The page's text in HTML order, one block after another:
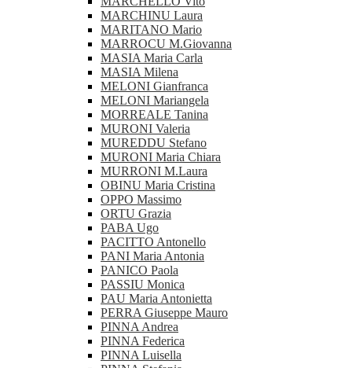
MARCHINU Laura
MARITANO Mario
MARROCU M.Giovanna
MASIA Maria Carla
MASIA Milena
MELONI Gianfranca
MELONI Mariangela
MORREALE Tanina
MURONI Valeria
MUREDDU Stefano
MURONI Maria Chiara
MURRONI M.Laura
OBINU Maria Cristina
OPPO Massimo
ORTU Grazia
PABA Ugo
PACITTO Antonello
PANI Maria Antonia
PANICO Paola
PASSIU Monica
PAU Maria Antonietta
PERRA Giuseppe Mauro
PINNA Andrea
PINNA Federica
PINNA Luisella